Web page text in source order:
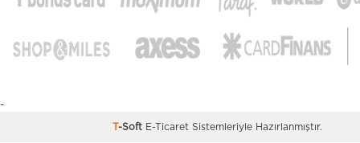
-
T-Soft E-TicaretSistemleriyle Hazırlanmıştır.